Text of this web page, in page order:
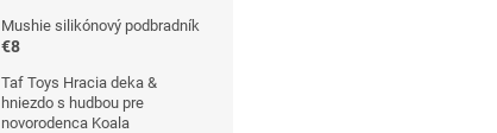
Mushie silikónový podbradník
€8
Taf Toys Hracia deka &
hniezdo s hudbou pre
novorodenca Koala